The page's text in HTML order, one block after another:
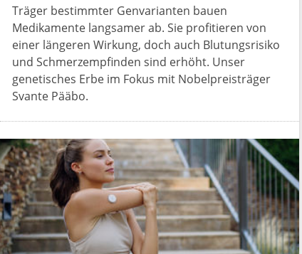
Träger bestimmter Genvarianten bauen
Medikamente langsamer ab. Sie profitieren von
einer längeren Wirkung, doch auch Blutungsrisiko
und Schmerzempfinden sind erhöht. Unser
genetisches Erbe im Fokus mit Nobelpreisträger
Svante Pääbo.